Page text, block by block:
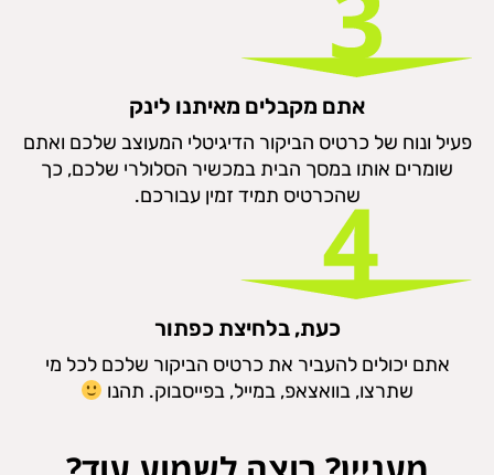
אתם מקבלים מאיתנו לינק
פעיל ונוח של כרטיס הביקור הדיגיטלי המעוצב שלכם ואתם
שומרים אותו במסך הבית במכשיר הסלולרי שלכם, כך
שהכרטיס תמיד זמין עבורכם.
כעת, בלחיצת כפתור
אתם יכולים להעביר את כרטיס הביקור שלכם לכל מי
שתרצו, בוואצאפ, במייל, בפייסבוק. תהנו